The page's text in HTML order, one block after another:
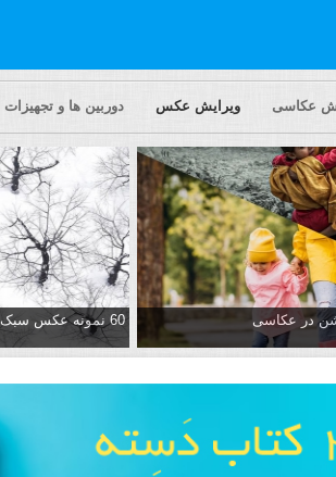
عکاسی ویرایش عکس دوربین ها و تجهیزات
در عکاسی 60 نمونه عکس سبک ماکسیمالیسم